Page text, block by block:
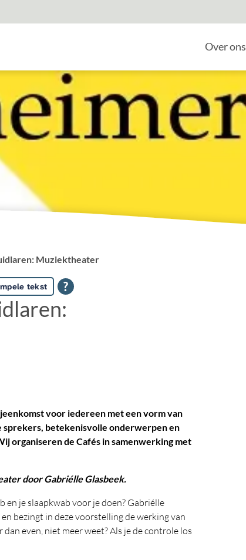
HomeOver ons
Muziektheater
tekst
voor iedereen met een vorm van
sprekers, betekenisvolle onderwerpen en
organiseren de Cafés in samenwerking met
door Gabriélle Glasbeek.
je slaapkwab voor je doen? Gabriélle
bezingt in deze voorstelling de werking van
even, niet meer weet? Als je de controle los